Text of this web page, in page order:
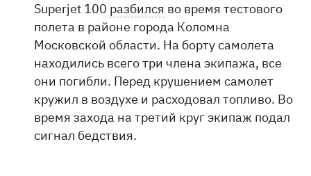
Superjet 100 разбился во время тестового
полета в районе города Коломна
Московской области. На борту самолета
находились всего три члена экипажа, все
они погибли. Перед крушением самолет
кружил в воздухе и расходовал топливо. Во
время захода на третий круг экипаж подал
сигнал бедствия.